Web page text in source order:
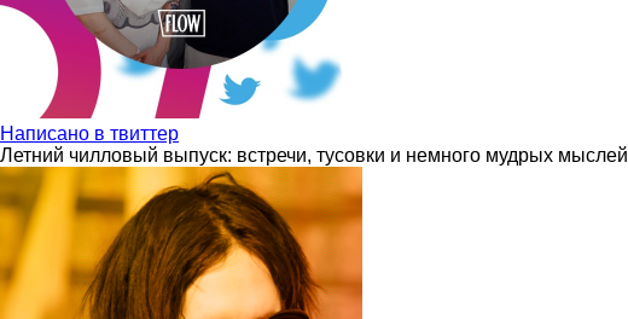
Написано в твиттер
Летний чилловый выпуск: встречи, тусовки и немного мудрых мыслей